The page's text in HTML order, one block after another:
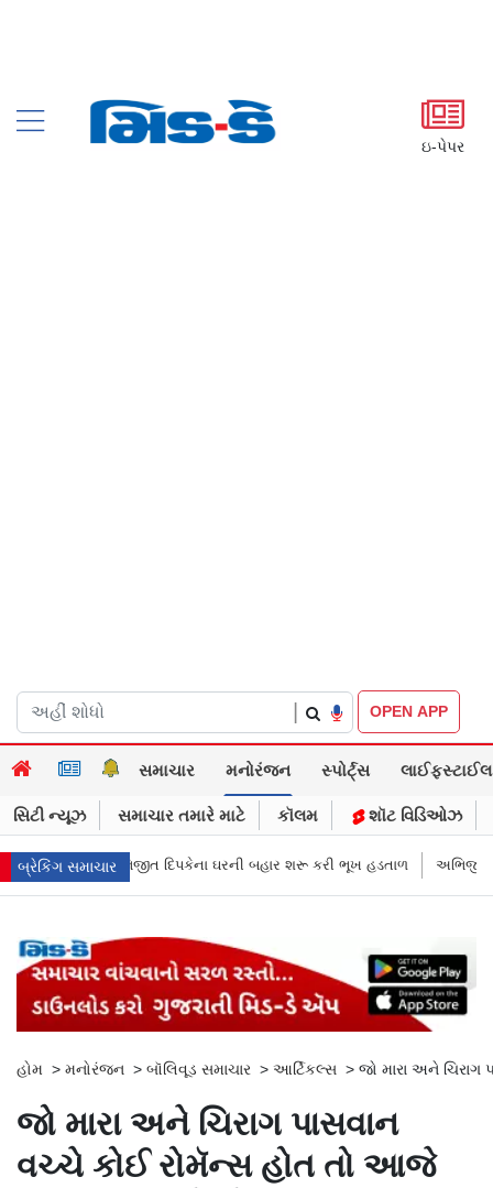
ઇ-પેપર
OPEN APP
સમાચાર મનોરંજન સ્પોર્ટ્સ લાઈફસ્ટાઈલ
સિટી ન્યૂઝ સમાચાર તમારે માટે કૉલમ શૉટ વિડિઓઝ
બ્રેકિંગ સમાચાર
શરૂ કરી ભૂખ હડતાળ અભિજીત દિપકેએ CJPની નવી નીતિ જાહેર કરી,
હોમ > મનોરંજન > બૉલિવૂડ સમાચાર > આર્ટિકલ્સ > જો મારા અને
જો મારા અને ચિરાગ પાસવાન
વચ્ચે કોઈ રોમૅન્સ હોત તો આજે